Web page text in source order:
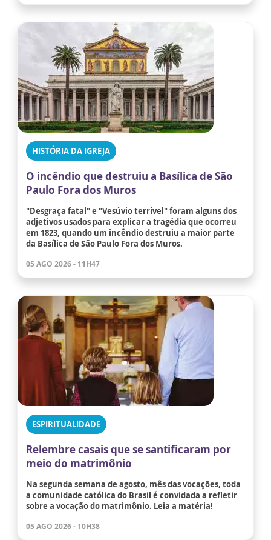
HISTÓRIA DA IGREJA
O incêndio que destruiu a Basílica de São
Paulo Fora dos Muros
"Desgraça fatal" e "Vesúvio terrível" foram alguns dos
adjetivos usados para explicar a tragédia que ocorreu
em 1823, quando um incêndio destruiu a maior parte
da Basílica de São Paulo Fora dos Muros.
05 AGO 2026 - 11H47
ESPIRITUALIDADE
Relembre casais que se santificaram por
meio do matrimônio
Na segunda semana de agosto, mês das vocações, toda
a comunidade católica do Brasil é convidada a refletir
sobre a vocação do matrimônio. Leia a matéria!
05 AGO 2026 - 10H38